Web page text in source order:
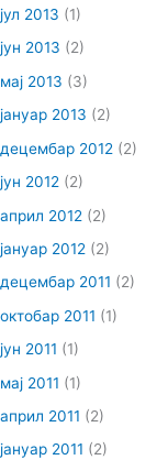
јул 2013 (1)
јун 2013 (2)
мај 2013 (3)
јануар 2013 (2)
децембар 2012 (2)
јун 2012 (2)
април 2012 (2)
јануар 2012 (2)
децембар 2011 (2)
октобар 2011 (1)
јун 2011 (1)
мај 2011 (1)
април 2011 (2)
јануар 2011 (2)